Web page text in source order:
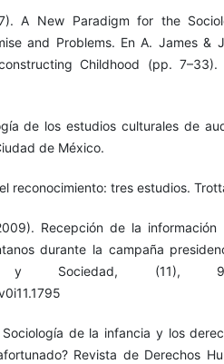
A New Paradigm for the
and Problems. En A. James &
Childhood (pp. 7–33).
de los estudios culturales de
de México.
reconocimiento: tres estudios.
Recepción de la información
durante la campaña
y Sociedad, (11),
de la infancia y los
Revista de Derechos